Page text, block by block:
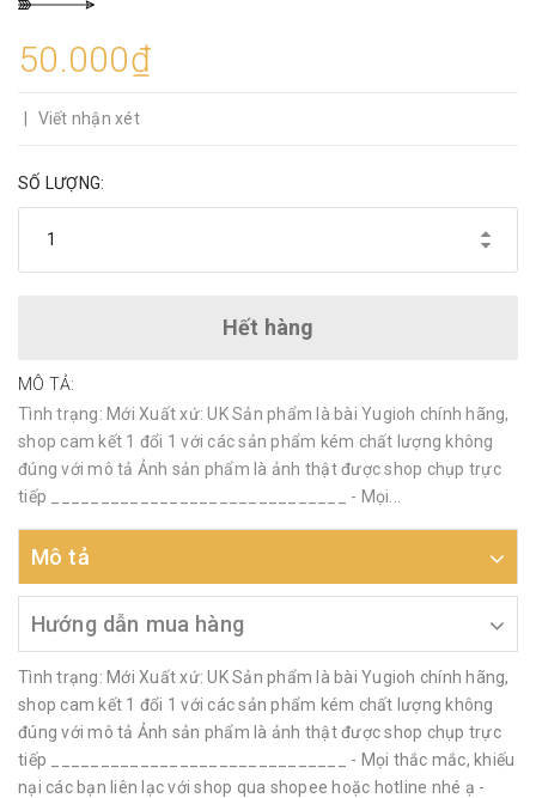
50.000₫
| Viết nhận xét
SỐ LƯỢNG:
Hết hàng
MÔ TẢ:
Tình trạng: Mới Xuất xứ: UK Sản phẩm là bài Yugioh chính hãng,
shop cam kết 1 đổi 1 với các sản phẩm kém chất lượng không
đúng với mô tả Ảnh sản phẩm là ảnh thật được shop chụp trực
tiếp ______________________________ - Mọi...
Mô tả
Hướng dẫn mua hàng
Tình trạng: Mới Xuất xứ: UK Sản phẩm là bài Yugioh chính hãng,
shop cam kết 1 đổi 1 với các sản phẩm kém chất lượng không
đúng với mô tả Ảnh sản phẩm là ảnh thật được shop chụp trực
tiếp ______________________________ - Mọi thắc mắc, khiếu
nại các bạn liên lạc với shop qua shopee hoặc hotline nhé ạ -